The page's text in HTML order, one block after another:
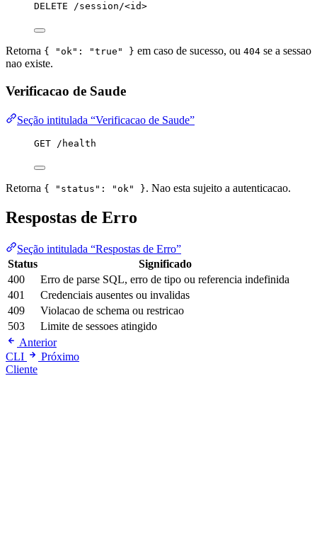
DELETE /session/<id>
Retorna { "ok": "true" } em caso de sucesso, ou 404 se a sessao
nao existe.
Verificacao de Saude
Seção intitulada “Verificacao de Saude”
GET /health
Retorna { "status": "ok" }. Nao esta sujeito a autenticacao.
Respostas de Erro
Seção intitulada “Respostas de Erro”
Status
Significado
400
Erro de parse SQL, erro de tipo ou referencia indefinida
401
Credenciais ausentes ou invalidas
409
Violacao de schema ou restricao
503
Limite de sessoes atingido
Anterior
CLI
Próximo
Cliente